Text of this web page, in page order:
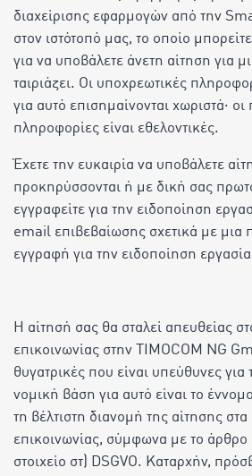
διαχείρισης εφαρμογών από την
στον ιστότοπό μας, το οποίο
για να υποβάλετε άνετη αίτηση για
ταιριάζει. Οι υποχρεωτικές
για αυτό επισημαίνονται χωριστά·
πληροφορίες είναι εθελοντικές.
Έχετε την ευκαιρία να υποβάλετε
προκηρύσσονται ή με δική σας
εγγραφείτε για την ειδοποίηση
email επιβεβαίωσης σχετικά με μια
εγγραφή για την ειδοποίηση
Η αίτησή σας θα σταλεί απευθείας
επικοινωνίας στην TIMOCOM NG
θυγατρικές που είναι υπεύθυνες
νομική βάση για αυτό είναι το
τη βέλτιστη διανομή της αίτησης
επικοινωνίας, σύμφωνα με το
στοιχείο στ) DSGVO. Καταρχήν,